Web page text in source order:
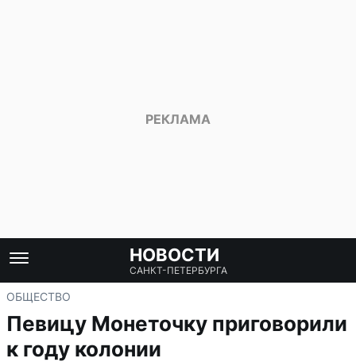
НОВОСТИ
САНКТ-ПЕТЕРБУРГА
ОБЩЕСТВО
Певицу Монеточку приговорили
к году колонии